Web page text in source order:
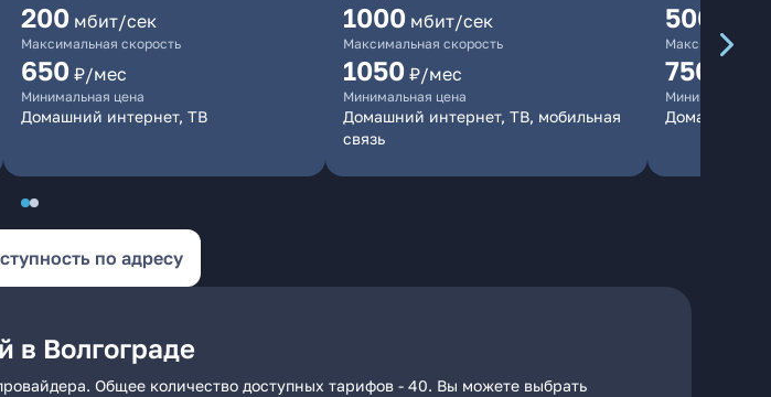
200 мбит/сек
Максимальная скорость
650 ₽/мес
Минимальная цена
Домашний интернет, ТВ
1000 мбит/сек
Максимальная скорость
1050 ₽/мес
Минимальная цена
Домашний интернет, ТВ, мобильная
связь
500
Максимальная
750
Минимальная
Домашний
по адресу
в Волгограде
Общее количество доступных тарифов - 40. Вы можете выбрать